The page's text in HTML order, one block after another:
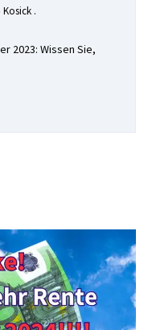
.
2023: Wissen Sie,